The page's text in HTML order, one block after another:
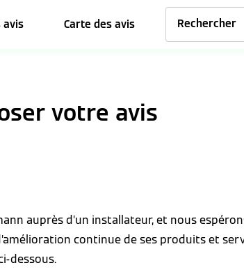
avis Carte des avis
votre avis
auprès d’un installateur, et nous
continue de ses produits et
dessous.